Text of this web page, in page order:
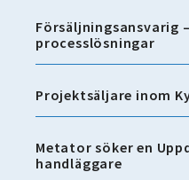
Försäljningsansvarig
processlösningar
Projektsäljare inom
Metator söker en
handläggare